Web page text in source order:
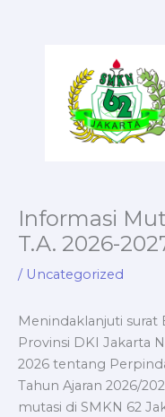
Informasi
T.A. 2026-
/ Uncategorized
Menindaklanjuti surat
Provinsi DKI Jakarta
2026 tentang
Tahun Ajaran 2026/
mutasi di SMKN 62